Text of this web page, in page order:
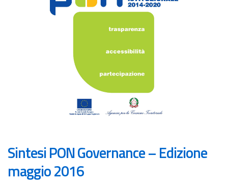
Sintesi PON Governance – Edizione
maggio 2016